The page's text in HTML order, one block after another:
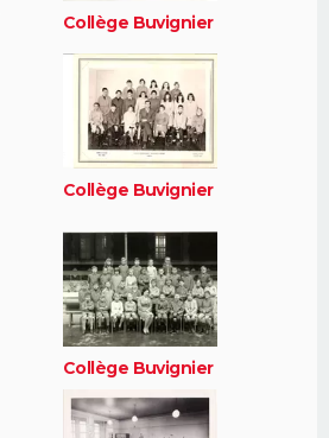
Collège Buvignier
Collège Buvignier
Collège Buvignier